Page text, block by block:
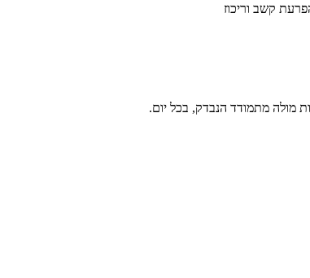
קשב וריכוז
מולה מתמודד הנבדק, בכל יום.